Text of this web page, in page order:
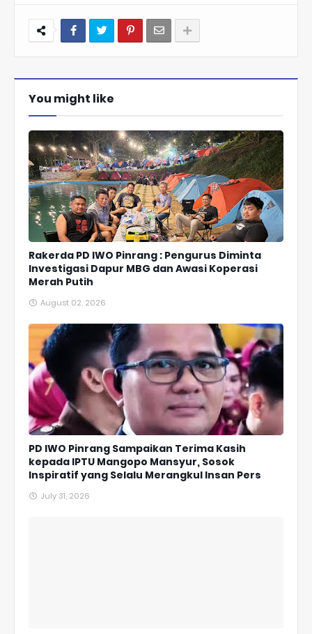
You might like
Rakerda PD IWO Pinrang : Pengurus Diminta
Investigasi Dapur MBG dan Awasi Koperasi
Merah Putih
August 02, 2026
PD IWO Pinrang Sampaikan Terima Kasih
kepada IPTU Mangopo Mansyur, Sosok
Inspiratif yang Selalu Merangkul Insan Pers
July 31, 2026